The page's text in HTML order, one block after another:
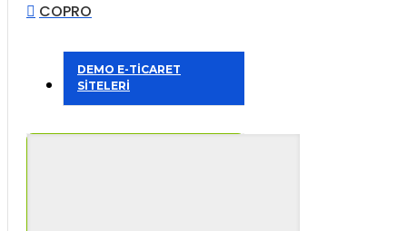
COPRO
DEMO E-TİCARET
SİTELERİ